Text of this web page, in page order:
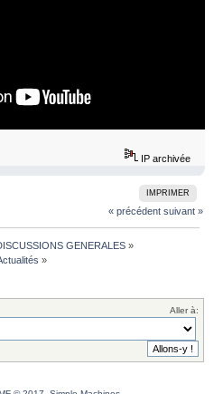
IP archivée
IMPRIMER
« précédent suivant »
GENERALES»
»
Aller à: